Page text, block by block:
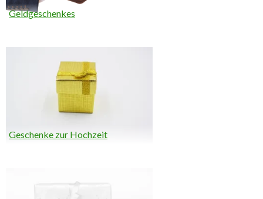
Geldgeschenkes
Geschenke zur Hochzeit